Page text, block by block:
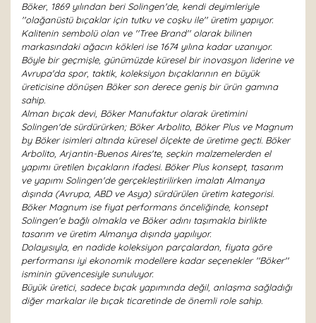
Böker, 1869 yılından beri Solingen'de, kendi deyimleriyle
''olağanüstü bıçaklar için tutku ve coşku ile'' üretim yapıyor.
Kalitenin sembolü olan ve ''Tree Brand'' olarak bilinen
markasındaki ağacın kökleri ise 1674 yılına kadar uzanıyor.
Böyle bir geçmişle, günümüzde küresel bir inovasyon liderine ve
Avrupa'da spor, taktik, koleksiyon bıçaklarının en büyük
üreticisine dönüşen Böker son derece geniş bir ürün gamına
sahip.
Alman bıçak devi, Böker Manufaktur olarak üretimini
Solingen'de sürdürürken; Böker Arbolito, Böker Plus ve Magnum
by Böker isimleri altında küresel ölçekte de üretime geçti. Böker
Arbolito, Arjantin-Buenos Aires'te, seçkin malzemelerden el
yapımı üretilen bıçakların ifadesi. Böker Plus konsept, tasarım
ve yapımı Solingen'de gerçekleştirilirken imalatı Almanya
dışında (Avrupa, ABD ve Asya) sürdürülen üretim kategorisi.
Böker Magnum ise fiyat performans önceliğinde, konsept
Solingen'e bağlı olmakla ve Böker adını taşımakla birlikte
tasarım ve üretim Almanya dışında yapılıyor.
Dolayısıyla, en nadide koleksiyon parçalardan, fiyata göre
performansı iyi ekonomik modellere kadar seçenekler ''Böker''
isminin güvencesiyle sunuluyor.
Büyük üretici, sadece bıçak yapımında değil, anlaşma sağladığı
diğer markalar ile bıçak ticaretinde de önemli role sahip.